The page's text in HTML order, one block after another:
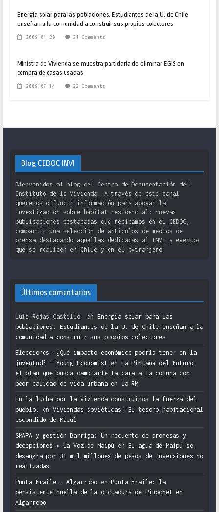
Energía solar para las poblaciones. Estudiantes de la U. de Chile
enseñan a la comunidad a construir sus propios colectores
2009-04-29 24 Comments
Ministra de Vivienda se muestra partidaria de eliminar EGIS en
compra de casas usadas
2009-07-14 22 Comments
Blog CEDOC INVI
Bienvenidos al blog del Centro de Documentación del
Instituto de la Vivienda. A través de este canal
queremos difundir información para apoyar la
investigación sobre hábitat residencial: nuevas
publicaciones destacadas que recibamos en el CEDOC,
compartir una selección de artículos de medios de
prensa destacando aquellas dedicadas al INVI y eventos
que se realicen en Chile y en el extranjero.
Últimos comentarios
Luis Rojas Castillo. en Energía solar para las
poblaciones. Estudiantes de la U. de Chile enseñan a la
comunidad a construir sus propios colectores
Elecciones: ¿Qué impacto económico podría tener en la
juventud? – Young Economist en La Pintana del Futuro:
el plan que busca cambiarle la cara a la comuna con
peor calidad de vida urbana en la RM
En la lucha por la vivienda construimos la fuerza del
pueblo.
en Viviendas soviéticas: El tesoro habitacional
escondido de Macul
SMAPA y gestión Barriga: Un recuento de promesas y
decepciones » La Voz de Maipú en El agua de Maipú se
desangra por 31 mil millones de pesos de inversiones no
realizadas
Punta Fraile – Algarroboen Punta Fraile: la
persistente huella de la dictadura de Pinochet en
Algarrobo